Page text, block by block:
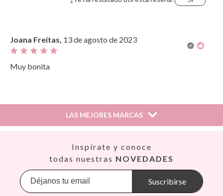
Joana Freitas, 13 de agosto de 2023
Muy bonita
LAS MEJORES MARCAS
Banwood
BIBS
Inspírate y conoce
todas nuestras NOVEDADES
Suscribirse